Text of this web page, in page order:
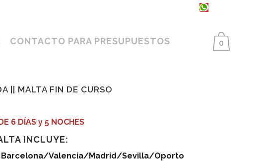
0
CONTACTO PARA PRESUPUESTOS
|| MALTA FIN DE CURSO
6 DÍAS y 5 NOCHES
INCLUYE:
Barcelona/Valencia/Madrid/Sevilla/Oporto